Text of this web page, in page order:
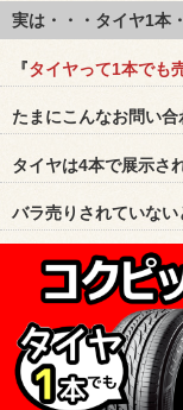
実は・・・タイヤ1本
『タイヤって1本でも
たまにこんなお問い合
タイヤは4本で展示さ
バラ売りされていない